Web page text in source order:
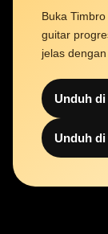
Buka
guitar
jelas
Unduh
Unduh